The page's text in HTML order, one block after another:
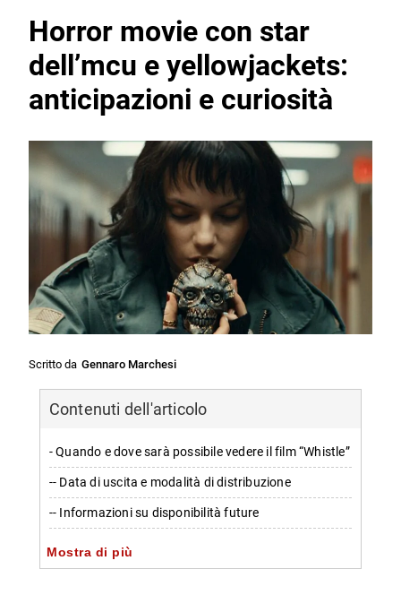
Horror movie con star
dell’mcu e yellowjackets:
anticipazioni e curiosità
Scritto da Gennaro Marchesi
Contenuti dell'articolo
- Quando e dove sarà possibile vedere il film “Whistle”
-- Data di uscita e modalità di distribuzione
-- Informazioni su disponibilità future
- Trama e anticipazioni sul film
-- Sviluppo della trama
Mostra di più